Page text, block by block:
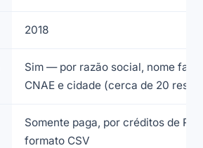
2018
Sim — por razão social, nome
CNAE e cidade (cerca de 20
Somente paga, por créditos de R$
formato CSV